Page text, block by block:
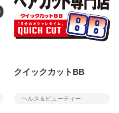
クイックカットBB
ヘルス＆ビューティー